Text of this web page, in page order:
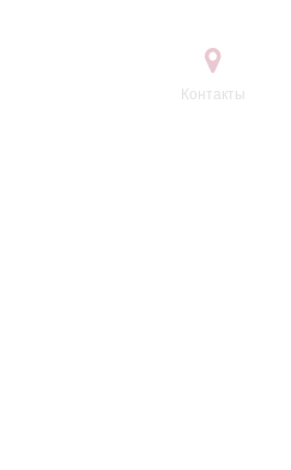
Контакты